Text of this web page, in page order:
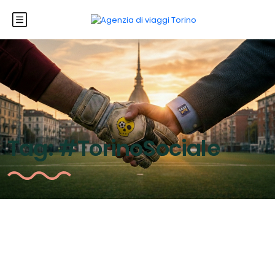
Tag:#TorinoSociale